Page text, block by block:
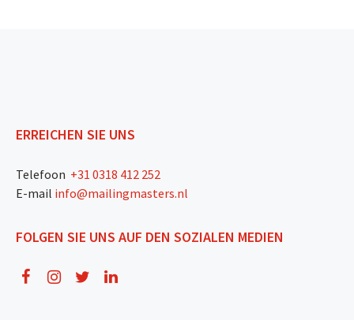
ERREICHEN SIE UNS
Telefoon +31 0318 412 252
E-mail info@mailingmasters.nl
FOLGEN SIE UNS AUF DEN SOZIALEN MEDIEN